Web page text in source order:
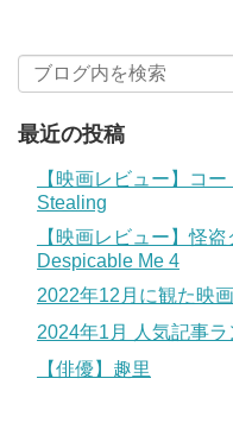
最近の投稿
【映画レビュー】コ
Stealing
【映画レビュー】怪
Despicable Me 4
2022年12月に観た映画
2024年1月 人気記事
【俳優】趣里